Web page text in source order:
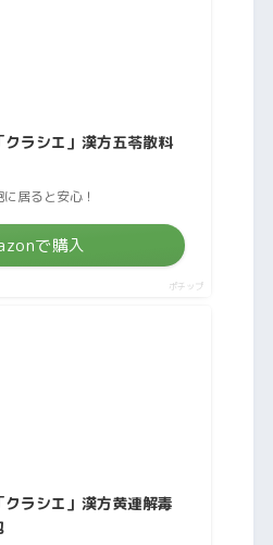
クラシエ」漢方五苓散料
居ると安心！
で購入
ポチップ
クラシエ」漢方黄連解毒